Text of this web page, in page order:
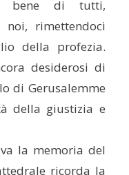
bene di tutti,
rimettendoci
della profezia.
desiderosi di
di Gerusalemme
della giustizia e
la memoria del
ricorda la